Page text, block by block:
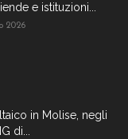
e istituzioni...
2026
in Molise, negli
di...